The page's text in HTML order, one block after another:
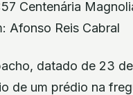
Centenária
Afonso Reis Cabral
datado de 23
de um prédio na